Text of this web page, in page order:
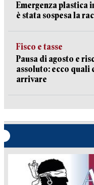
Emergenza plastica
è stata sospesa la
Fisco e tasse
Pausa di agosto e
assoluto: ecco quali
arrivare